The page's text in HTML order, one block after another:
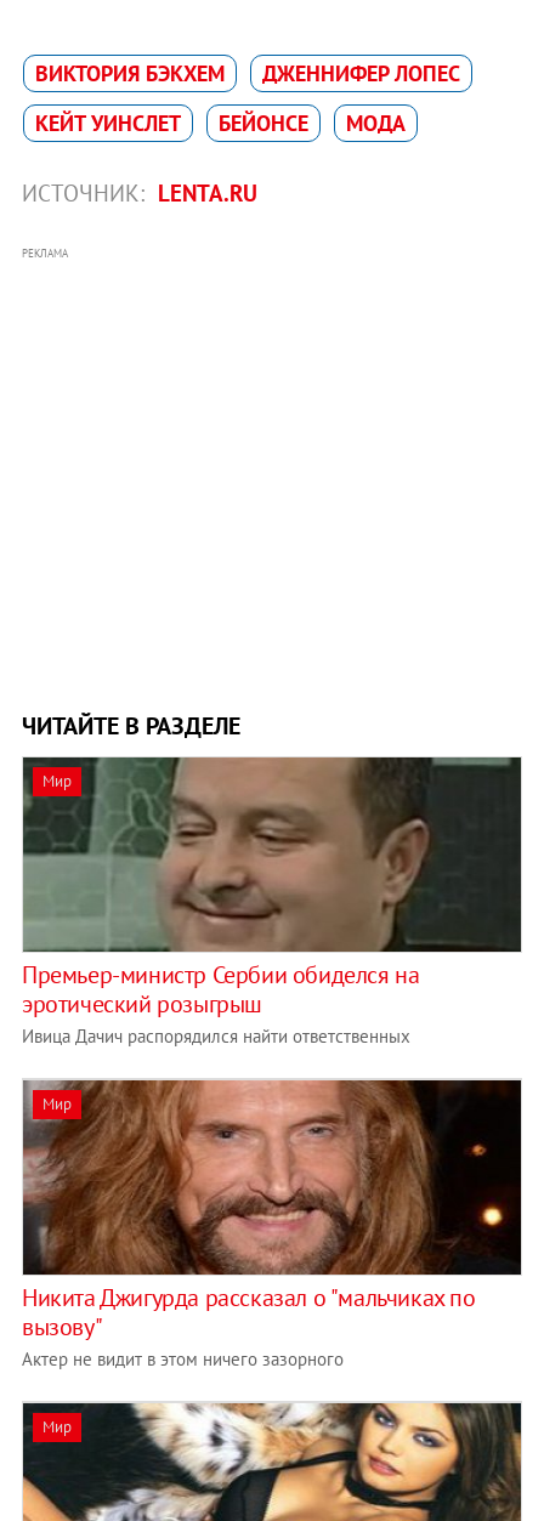
ВИКТОРИЯ БЭКХЕМ
ДЖЕННИФЕР ЛОПЕС
КЕЙТ УИНСЛЕТ
БЕЙОНСЕ МОДА
ИСТОЧНИК: LENTA.RU
РЕКЛАМА
ЧИТАЙТЕ В РАЗДЕЛЕ
Мир
Премьер-министр Сербии обиделся на
эротический розыгрыш
Ивица Дачич распорядился найти ответственных
Мир
Никита Джигурда рассказал о "мальчиках по
вызову"
Актер не видит в этом ничего зазорного
Мир